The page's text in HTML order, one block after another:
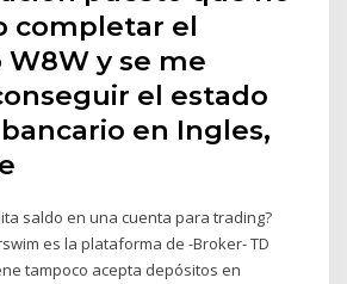
completar el
y se me
el estado
en Ingles,
saldo en una cuenta para trading?
es la plataforma de -Broker- TD
tampoco acepta depósitos en